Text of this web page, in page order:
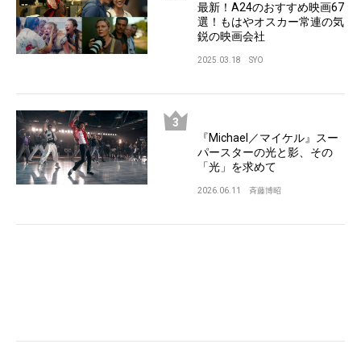
最新！A24のおすすめ映画67
選！もはやオスカー常連の気
鋭の映画会社
2025.03.18 SYO
『Michael／マイケル』スー
パースターの光と影、その
「光」を求めて
2026.06.11 斉藤博昭